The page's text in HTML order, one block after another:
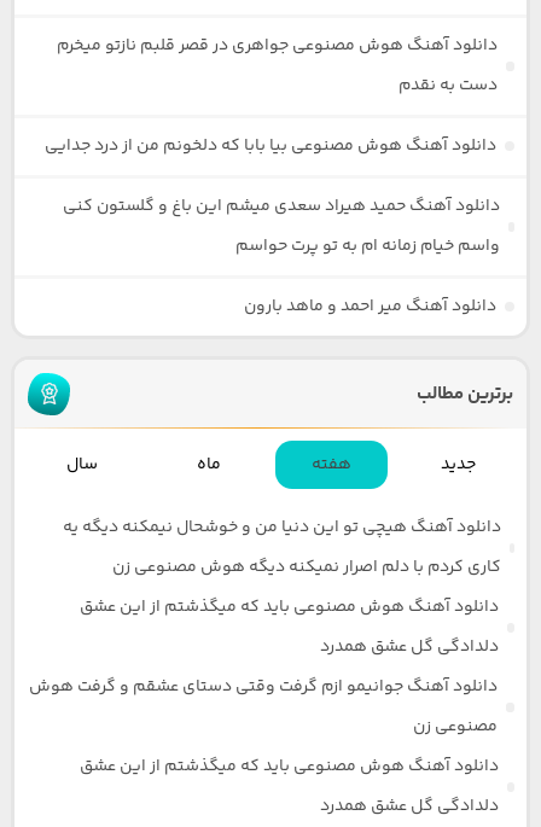
دانلود آهنگ هوش مصنوعی جواهری در قصر قلبم نازتو میخرم
دست به نقدم
دانلود آهنگ هوش مصنوعی بیا بابا که دلخونم من از درد جدایی
دانلود آهنگ حمید هیراد سعدی میشم این باغ و گلستون کنی
واسم خیام زمانه ام به تو پرت حواسم
دانلود آهنگ میر احمد و ماهد بارون
برترین مطالب
جدید هفته ماه سال
دانلود آهنگ هیچی تو این دنیا من و خوشحال نیمکنه دیگه یه
کاری کردم با دلم اصرار نمیکنه دیگه هوش مصنوعی زن
دانلود آهنگ هوش مصنوعی باید که میگذشتم از این عشق
دلدادگی گل عشق همدرد
دانلود آهنگ جوانیمو ازم گرفت وقتی دستای عشقم و گرفت هوش
مصنوعی زن
دانلود آهنگ هوش مصنوعی باید که میگذشتم از این عشق
دلدادگی گل عشق همدرد